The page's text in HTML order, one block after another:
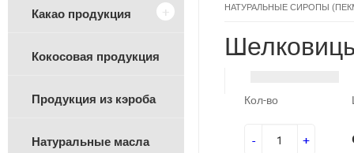
НАТУРАЛЬНЫЕ СИРОПЫ
Кол-во
- +
Какао продукция
Кокосовая продукция
Продукция из кэроба
Натуральные масла